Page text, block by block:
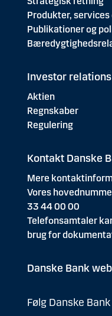
Produkter,
Publikationer og
Investor relations
Aktien
Regnskaber
Regulering
Kontakt Danske
Mere
Vores
33 44 00 00
Telefonsamtaler
brug for
Danske Bank
Følg Danske Bank